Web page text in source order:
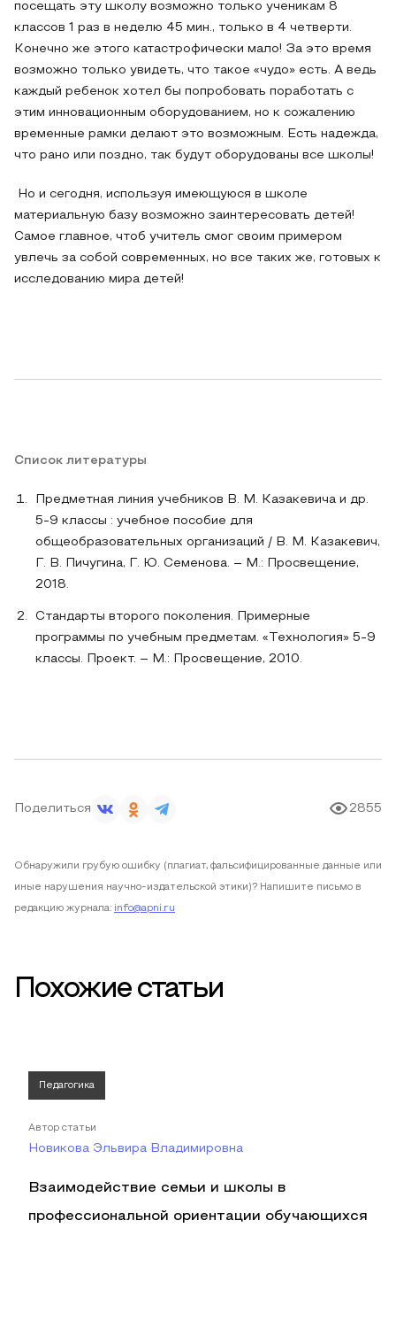
посещать эту школу возможно только ученикам 8
классов 1 раз в неделю 45 мин., только в 4 четверти.
Конечно же этого катастрофически мало! За это время
возможно только увидеть, что такое «чудо» есть. А ведь
каждый ребенок хотел бы попробовать поработать с
этим инновационным оборудованием, но к сожалению
временные рамки делают это возможным. Есть надежда,
что рано или поздно, так будут оборудованы все школы!
Но и сегодня, используя имеющуюся в школе
материальную базу возможно заинтересовать детей!
Самое главное, чтоб учитель смог своим примером
увлечь за собой современных, но все таких же, готовых к
исследованию мира детей!
Список литературы
Предметная линия учебников В. М. Казакевича и др.
5-9 классы : учебное пособие для
общеобразовательных организаций / В. М. Казакевич,
Г. В. Пичугина, Г. Ю. Семенова. – М.: Просвещение,
2018.
Стандарты второго поколения. Примерные
программы по учебным предметам. «Технология» 5-9
классы. Проект. – М.: Просвещение, 2010.
Поделиться 2855
Обнаружили грубую ошибку (плагиат, фальсифицированные данные или
иные нарушения научно-издательской этики)? Напишите письмо в
редакцию журнала: info@apni.ru
Похожие статьи
Педагогика
Автор статьи
Новикова Эльвира Владимировна
Взаимодействие семьи и школы в
профессиональной ориентации обучающихся